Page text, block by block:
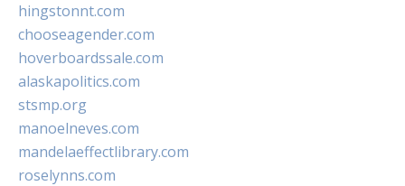
hingstonnt.com
chooseagender.com
hoverboardssale.com
alaskapolitics.com
stsmp.org
manoelneves.com
mandelaeffectlibrary.com
roselynns.com